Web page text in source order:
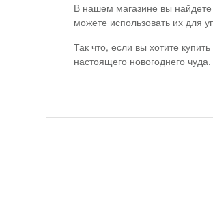
В нашем магазине вы
можете использовать их для
Так что, если вы хотите
настоящего новогоднего чуда.